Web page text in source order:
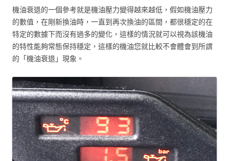
機油衰退的一個參考就是機油壓力變得越來越低，假如機油壓力
的數值，在剛新換油時，一直到再次換油的區間，都很穩定的在
特定的數據下而沒有過多的變化，這樣的情況就可以視為該機油
的特性能夠常態保持穩定，這樣的機油您就比較不會體會到所謂
的「機油衰退」現象。